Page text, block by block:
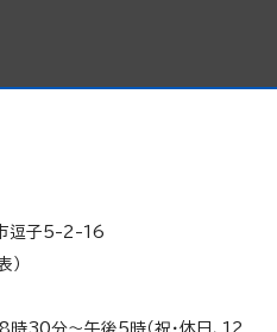
逗子5-2-16
）
30分～午後5時（祝・休日、12